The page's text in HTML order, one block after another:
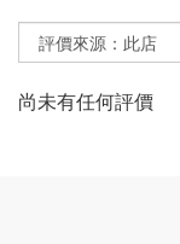
尚未有任何評價